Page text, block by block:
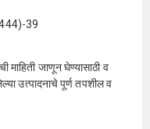
39
माहिती जाणून घेण्यासाठी व
उत्पादनाचे पूर्ण तपशील व